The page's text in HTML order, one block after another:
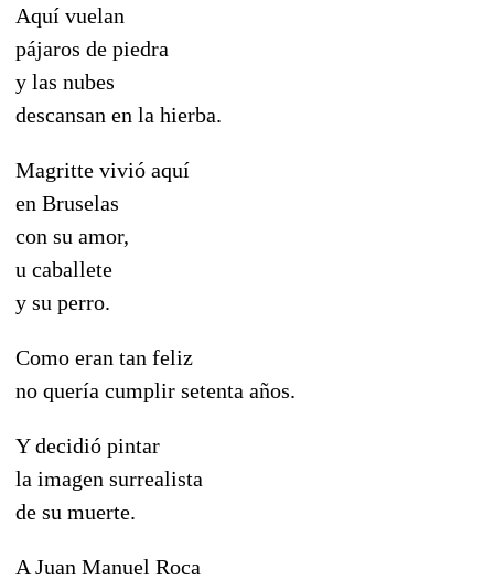
Aquí vuelan
pájaros de piedra
y las nubes
descansan en la hierba.
Magritte vivió aquí
en Bruselas
con su amor,
u caballete
y su perro.
Como eran tan feliz
no quería cumplir setenta años.
Y decidió pintar
la imagen surrealista
de su muerte.
A Juan Manuel Roca